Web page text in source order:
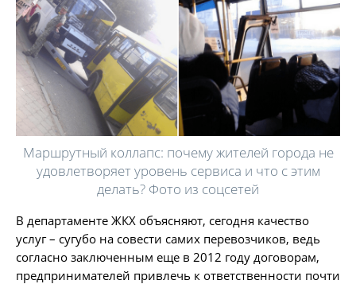
Маршрутный коллапс: почему жителей города не
удовлетворяет уровень сервиса и что с этим
делать? Фото из соцсетей
В департаменте ЖКХ объясняют, сегодня качество
услуг – сугубо на совести самих перевозчиков, ведь
согласно заключенным еще в 2012 году договорам,
предпринимателей привлечь к ответственности почти